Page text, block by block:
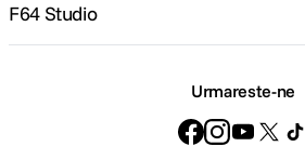
F64 Studio
Urmareste-ne